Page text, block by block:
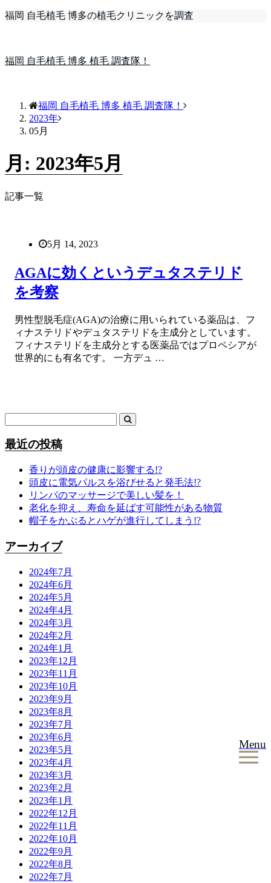
福岡 自毛植毛 博多の植毛クリニックを調査
福岡 自毛植毛 博多 植毛 調査隊！
Menu
福岡 自毛植毛 博多 植毛 調査隊！
2023年
05月
月: 2023年5月
記事一覧
5月 14, 2023
AGAに効くというデュタステリド
を考察
男性型脱毛症(AGA)の治療に用いられている薬品は、フ
ィナステリドやデュタステリドを主成分としています。
フィナステリドを主成分とする医薬品ではプロペシアが
世界的にも有名です。 一方デュ …
最近の投稿
香りが頭皮の健康に影響する!?
頭皮に電気パルスを浴びせると発毛法!?
リンパのマッサージで美しい髪を！
老化を抑え、寿命を延ばす可能性がある物質
帽子をかぶるとハゲが進行してしまう!?
アーカイブ
2024年7月
2024年6月
2024年5月
2024年4月
2024年3月
2024年2月
2024年1月
2023年12月
2023年11月
2023年10月
2023年9月
2023年8月
2023年7月
2023年6月
2023年5月
2023年4月
2023年3月
2023年2月
2023年1月
2022年12月
2022年11月
2022年10月
2022年9月
2022年8月
2022年7月